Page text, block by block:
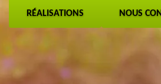
RÉALISATIONS NOUS